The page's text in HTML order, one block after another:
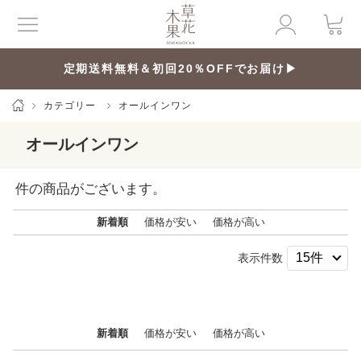
定期送料無料＆初回20％OFFでお届け▶
カテゴリー オールインワン
オールインワン
件の商品がございます。
新着順 価格が安い 価格が高い
表示件数
新着順 価格が安い 価格が高い